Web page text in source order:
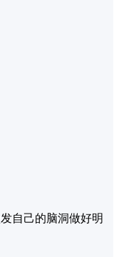
自己的脑洞做好明